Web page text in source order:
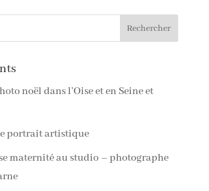
noël dans l’Oise et en Seine et
portrait artistique
maternité au studio – photographe